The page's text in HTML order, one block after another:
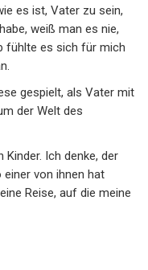
es ist, Vater zu sein,
weiß man es nie,
fühlte es sich für mich
gespielt, als Vater mit
der Welt des
Kinder. Ich denke, der
von ihnen hat
Reise, auf die meine